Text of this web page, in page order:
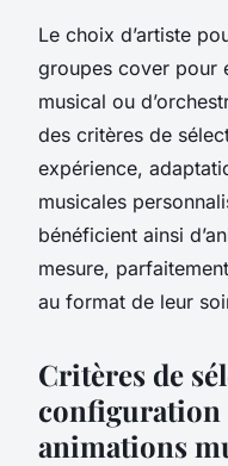
Le choix d’artiste
groupes cover pour
musical ou
des critères de
expérience,
musicales
bénéficient ainsi
mesure,
au format de leur
Critères de
configuration
animations